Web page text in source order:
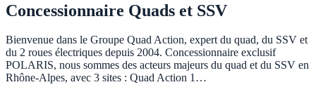
Concessionnaire Quads et SSV
Bienvenue dans le Groupe Quad Action, expert du quad, du SSV et
du 2 roues électriques depuis 2004. Concessionnaire exclusif
POLARIS, nous sommes des acteurs majeurs du quad et du SSV en
Rhône-Alpes, avec 3 sites : Quad Action 1…